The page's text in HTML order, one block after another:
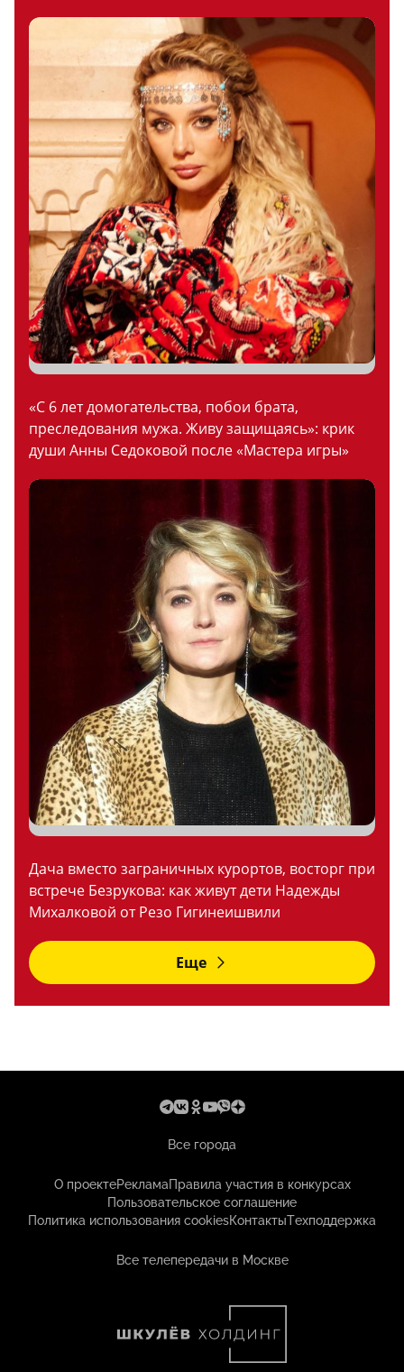
«С 6 лет домогательства, побои брата,
преследования мужа. Живу защищаясь»: крик
души Анны Седоковой после «Мастера игры»
Дача вместо заграничных курортов, восторг при
встрече Безрукова: как живут дети Надежды
Михалковой от Резо Гигинеишвили
Еще
Все города
О проектеРекламаПравила участия в конкурсах
Пользовательское соглашение
Политика использования cookiesКонтактыТехподдержка
Все телепередачи в Москве